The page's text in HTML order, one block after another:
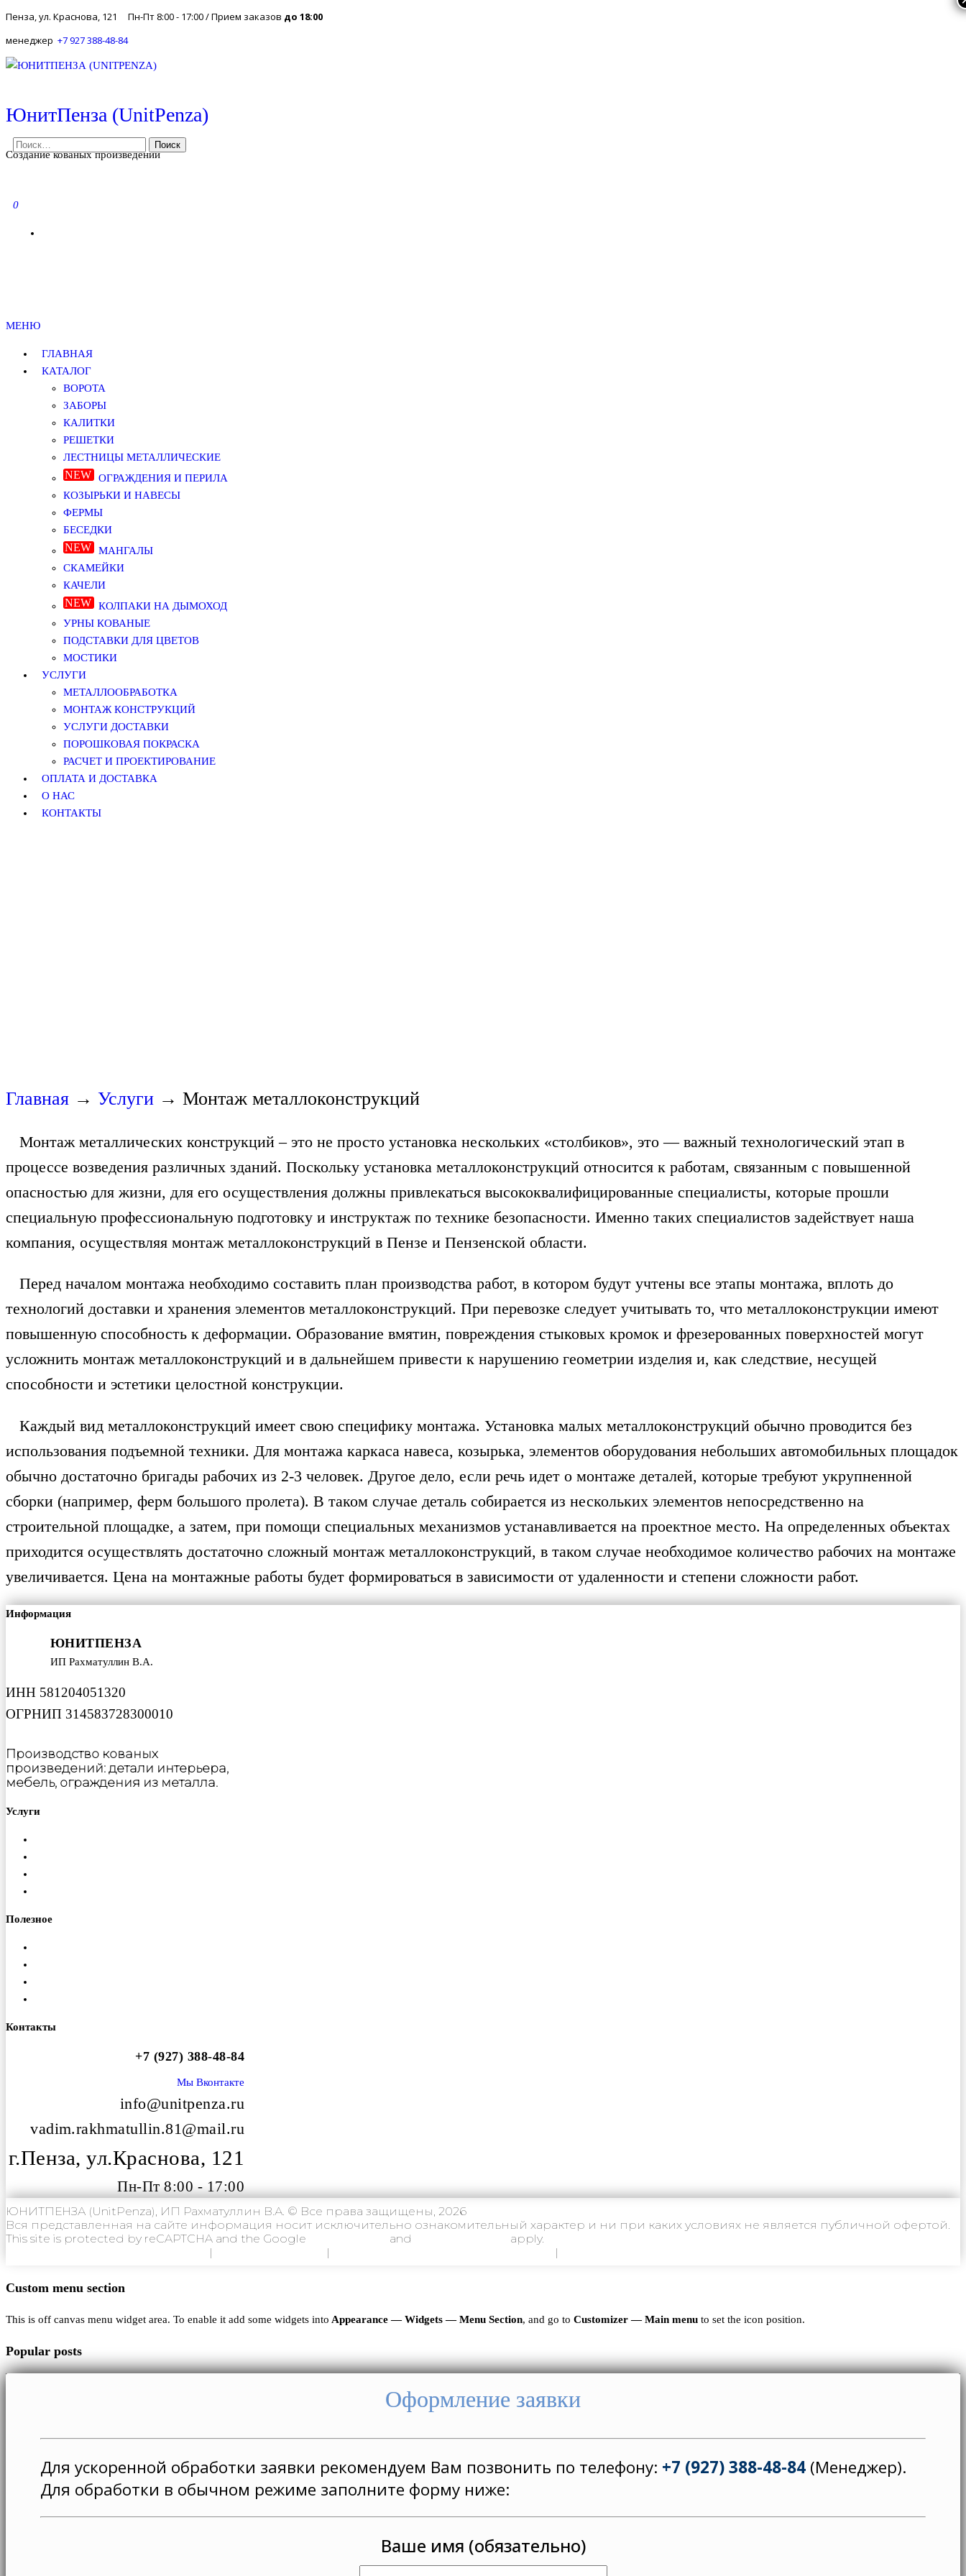
Skip
to
content
Пенза, ул. Краснова, 121 Пн-Пт 8:00 - 17:00 / Прием заказов до 18:00
менеджер +7 927 388-48-84
ЮнитПенза (UnitPenza)
Создание кованых произведений
НАЙТИ:
0
МЕНЮ
ГЛАВНАЯ
КАТАЛОГ
ВОРОТА
ЗАБОРЫ
КАЛИТКИ
РЕШЕТКИ
ЛЕСТНИЦЫ МЕТАЛЛИЧЕСКИЕ
ОГРАЖДЕНИЯ И ПЕРИЛА
КОЗЫРЬКИ И НАВЕСЫ
ФЕРМЫ
БЕСЕДКИ
МАНГАЛЫ
СКАМЕЙКИ
КАЧЕЛИ
КОЛПАКИ НА ДЫМОХОД
УРНЫ КОВАНЫЕ
ПОДСТАВКИ ДЛЯ ЦВЕТОВ
МОСТИКИ
УСЛУГИ
МЕТАЛЛООБРАБОТКА
МОНТАЖ КОНСТРУКЦИЙ
УСЛУГИ ДОСТАВКИ
ПОРОШКОВАЯ ПОКРАСКА
РАСЧЕТ И ПРОЕКТИРОВАНИЕ
ОПЛАТА И ДОСТАВКА
О НАС
КОНТАКТЫ
Главная → Услуги → Монтаж металлоконструкций
Монтаж металлических конструкций – это не просто установка нескольких «столбиков», это — важный технологический этап в
процессе возведения различных зданий. Поскольку установка металлоконструкций относится к работам, связанным с повышенной
опасностью для жизни, для его осуществления должны привлекаться высококвалифицированные специалисты, которые прошли
специальную профессиональную подготовку и инструктаж по технике безопасности. Именно таких специалистов задействует наша
компания, осуществляя монтаж металлоконструкций в Пензе и Пензенской области.
Перед началом монтажа необходимо составить план производства работ, в котором будут учтены все этапы монтажа, вплоть до
технологий доставки и хранения элементов металлоконструкций. При перевозке следует учитывать то, что металлоконструкции имеют
повышенную способность к деформации. Образование вмятин, повреждения стыковых кромок и фрезерованных поверхностей могут
усложнить монтаж металлоконструкций и в дальнейшем привести к нарушению геометрии изделия и, как следствие, несущей
способности и эстетики целостной конструкции.
Каждый вид металлоконструкций имеет свою специфику монтажа. Установка малых металлоконструкций обычно проводится без
использования подъемной техники. Для монтажа каркаса навеса, козырька, элементов оборудования небольших автомобильных площадок
обычно достаточно бригады рабочих из 2-3 человек. Другое дело, если речь идет о монтаже деталей, которые требуют укрупненной
сборки (например, ферм большого пролета). В таком случае деталь собирается из нескольких элементов непосредственно на
строительной площадке, а затем, при помощи специальных механизмов устанавливается на проектное место. На определенных объектах
приходится осуществлять достаточно сложный монтаж металлоконструкций, в таком случае необходимое количество рабочих на монтаже
увеличивается. Цена на монтажные работы будет формироваться в зависимости от удаленности и степени сложности работ.
Информация
ЮНИТПЕНЗА
ИП Рахматуллин В.А.
ИНН 581204051320
ОГРНИП 314583728300010
Производство кованых
произведений: детали интерьера,
мебель, ограждения из металла.
Услуги
Полезное
Контакты
+7 (927) 388-48-84
Мы Вконтакте
info@unitpenza.ru
vadim.rakhmatullin.81@mail.ru
г.Пенза, ул.Краснова, 121
Пн-Пт 8:00 - 17:00
ЮНИТПЕНЗА (UnitPenza), ИП Рахматуллин В.А. © Все права защищены, 2026
Вся представленная на сайте информация носит исключительно ознакомительный характер и ни при каких условиях не является публичной офертой.
This site is protected by reCAPTCHA and the Google
and
apply.
| | |
Custom menu section
This is off canvas menu widget area. To enable it add some widgets into Appearance — Widgets — Menu Section, and go to Customizer — Main menu to set the icon position.
Popular posts
Оформление заявки
Для ускоренной обработки заявки рекомендуем Вам позвонить по телефону: +7 (927) 388-48-84 (Менеджер).
Для обработки в обычном режиме заполните форму ниже:
Ваше имя (обязательно)